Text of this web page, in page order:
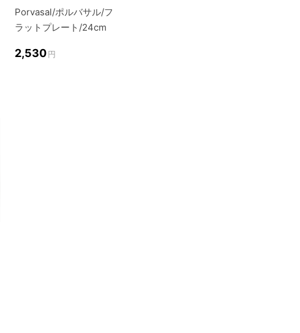
Porvasal/ポルバサル/フ
ラットプレート/24cm
2,530円